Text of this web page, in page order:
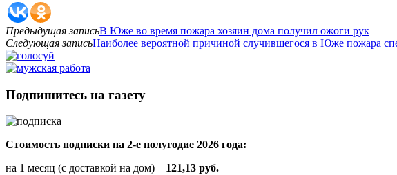
Предыдущая записьВ Юже во время пожара хозяин дома получил ожоги рук
Следующая записьНаиболее вероятной причиной случившегося в Юже пожара
Подпишитесь на газету
Стоимость подписки на 2-е полугодие 2026 года:
на 1 месяц (с доставкой на дом) – 121,13 руб.